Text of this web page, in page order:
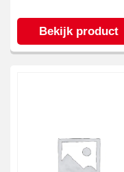
Bekijk product